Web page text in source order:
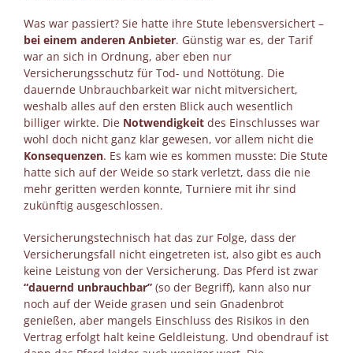
Was war passiert? Sie hatte ihre Stute lebensversichert –
bei einem anderen Anbieter. Günstig war es, der Tarif
war an sich in Ordnung, aber eben nur
Versicherungsschutz für Tod- und Nottötung. Die
dauernde Unbrauchbarkeit war nicht mitversichert,
weshalb alles auf den ersten Blick auch wesentlich
billiger wirkte. Die Notwendigkeit des Einschlusses war
wohl doch nicht ganz klar gewesen, vor allem nicht die
Konsequenzen. Es kam wie es kommen musste: Die Stute
hatte sich auf der Weide so stark verletzt, dass die nie
mehr geritten werden konnte, Turniere mit ihr sind
zukünftig ausgeschlossen.
Versicherungstechnisch hat das zur Folge, dass der
Versicherungsfall nicht eingetreten ist, also gibt es auch
keine Leistung von der Versicherung. Das Pferd ist zwar
“dauernd unbrauchbar” (so der Begriff), kann also nur
noch auf der Weide grasen und sein Gnadenbrot
genießen, aber mangels Einschluss des Risikos in den
Vertrag erfolgt halt keine Geldleistung. Und obendrauf ist